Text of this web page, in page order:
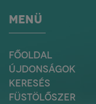
MENÜ
FŐOLDAL
ÚJDONSÁGOK
KERESÉS
FÜSTÖLŐSZER